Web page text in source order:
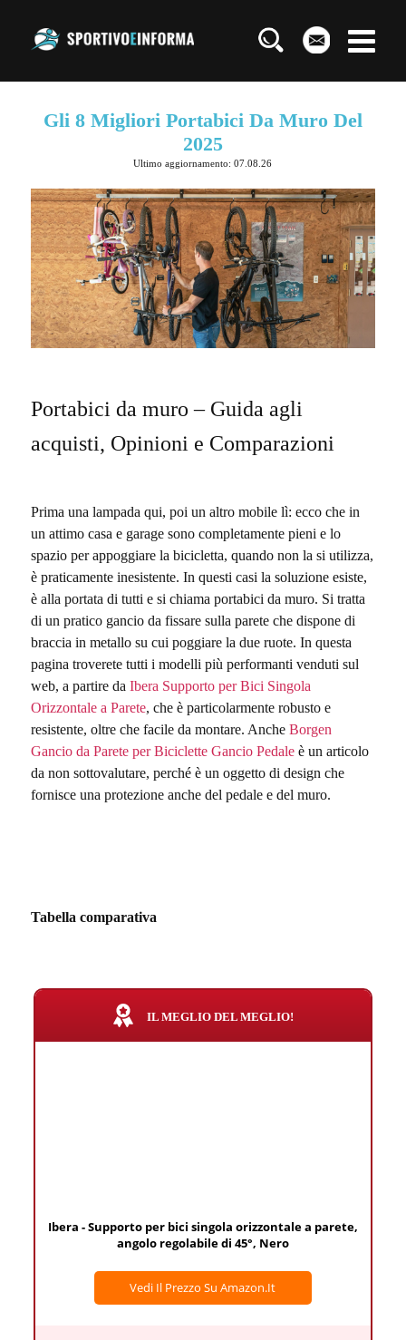
Gli 8 Migliori Portabici Da Muro Del
2025
Ultimo aggiornamento: 07.08.26
Portabici da muro – Guida agli
acquisti, Opinioni e Comparazioni
Prima una lampada qui, poi un altro mobile lì: ecco che in
un attimo casa e garage sono completamente pieni e lo
spazio per appoggiare la bicicletta, quando non la si utilizza,
è praticamente inesistente. In questi casi la soluzione esiste,
è alla portata di tutti e si chiama portabici da muro. Si tratta
di un pratico gancio da fissare sulla parete che dispone di
braccia in metallo su cui poggiare la due ruote. In questa
pagina troverete tutti i modelli più performanti venduti sul
web, a partire da Ibera Supporto per Bici Singola
Orizzontale a Parete, che è particolarmente robusto e
resistente, oltre che facile da montare. Anche Borgen
Gancio da Parete per Biciclette Gancio Pedaleè un articolo
da non sottovalutare, perché è un oggetto di design che
fornisce una protezione anche del pedale e del muro.
Tabella comparativa
IL MEGLIO DEL MEGLIO!
Ibera - Supporto per bici singola orizzontale a parete,
angolo regolabile di 45°, Nero
Vedi Il Prezzo Su Amazon.it